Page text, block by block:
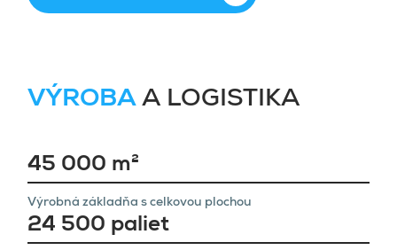
VÝROBA A LOGISTIKA
45 000 m²
Výrobná základňa s celkovou plochou
24 500 paliet